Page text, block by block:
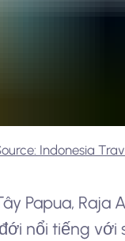
Indonesia
Papua, Raja
nổi tiếng với